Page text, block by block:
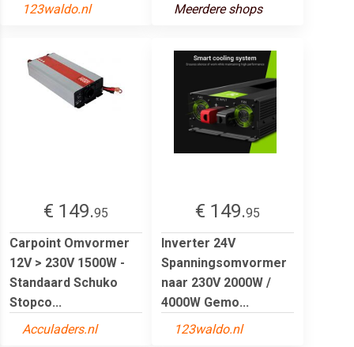
123waldo.nl Meerdere shops
€ 149.95
Carpoint Omvormer
12V > 230V 1500W -
Standaard Schuko
Stopco...
Acculaders.nl
€ 149.95
Inverter 24V
Spanningsomvormer
naar 230V 2000W /
4000W Gemo...
123waldo.nl